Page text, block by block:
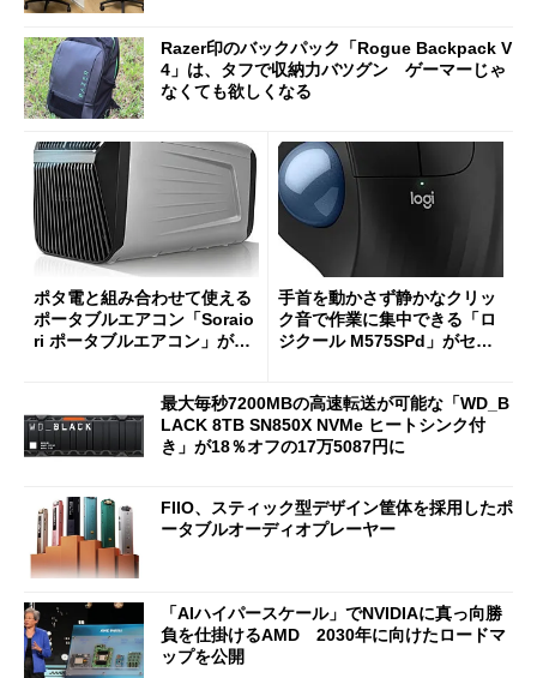
Razer印のバックパック「Rogue Backpack V
4」は、タフで収納力バツグン ゲーマーじゃ
なくても欲しくなる
ポタ電と組み合わせて使える
ポータブルエアコン「Soraio
ri ポータブルエアコン」がセ
手首を動かさず静かなクリッ
ク音で作業に集中できる「ロ
ジクール M575SPd」がセー
最大毎秒7200MBの高速転送が可能な「WD_B
LACK 8TB SN850X NVMe ヒートシンク付
き」が18％オフの17万5087円に
FIIO、スティック型デザイン筐体を採用したポ
ータブルオーディオプレーヤー
「AIハイパースケール」でNVIDIAに真っ向勝
負を仕掛けるAMD 2030年に向けたロードマ
ップを公開